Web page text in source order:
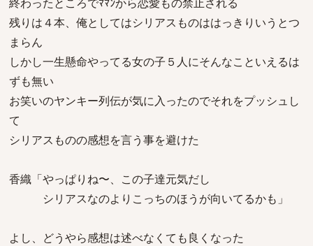
残りは４本、俺としてはシリアスものははっきりいうとつ
まらん
しかし一生懸命やってる女の子５人にそんなこといえるは
ずも無い
お笑いのヤンキー列伝が気に入ったのでそれをプッシュし
て
シリアスものの感想を言う事を避けた
香織「やっぱりね〜、この子達元気だし
シリアスなのよりこっちのほうが向いてるかも」
よし、どうやら感想は述べなくても良くなった